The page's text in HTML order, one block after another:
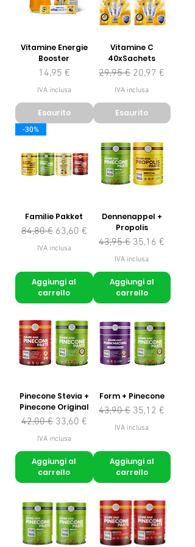
Vitamine Energie
Booster
Prezzo
14,95 €
IVA inclusa
Esaurito
Vitamine C
40xSachets
Prezzo regolare
29,95 € Prezzo scontato
20,97 €
IVA inclusa
Esaurito
-30%
Familie Pakket
Prezzo regolare
84,80 € Prezzo scontato
63,60 €
IVA inclusa
Aggiungi al
carrello
Dennenappel +
Propolis
Prezzo regolare
43,95 € Prezzo scontato
35,16 €
IVA inclusa
Aggiungi al
carrello
Pinecone Stevia +
Pinecone Original
Prezzo regolare
42,00 € Prezzo scontato
33,60 €
IVA inclusa
Aggiungi al
carrello
Form + Pinecone
Prezzo regolare
43,90 € Prezzo scontato
35,12 €
IVA inclusa
Aggiungi al
carrello